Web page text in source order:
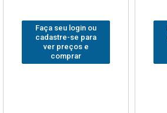
Faça seu login ou
cadastre-se para
ver preços e
comprar